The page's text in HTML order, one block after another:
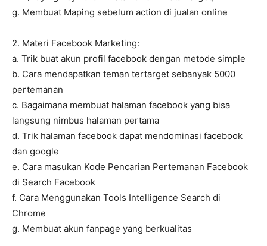
g. Membuat Maping sebelum action di jualan online
2. Materi Facebook Marketing:
a. Trik buat akun profil facebook dengan metode simple
b. Cara mendapatkan teman tertarget sebanyak 5000
pertemanan
c. Bagaimana membuat halaman facebook yang bisa
langsung nimbus halaman pertama
d. Trik halaman facebook dapat mendominasi facebook
dan google
e. Cara masukan Kode Pencarian Pertemanan Facebook
di Search Facebook
f. Cara Menggunakan Tools Intelligence Search di
Chrome
g. Membuat akun fanpage yang berkualitas